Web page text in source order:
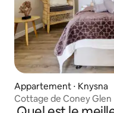
Appartement ⋅ Knysna
Cottage de Coney Glen